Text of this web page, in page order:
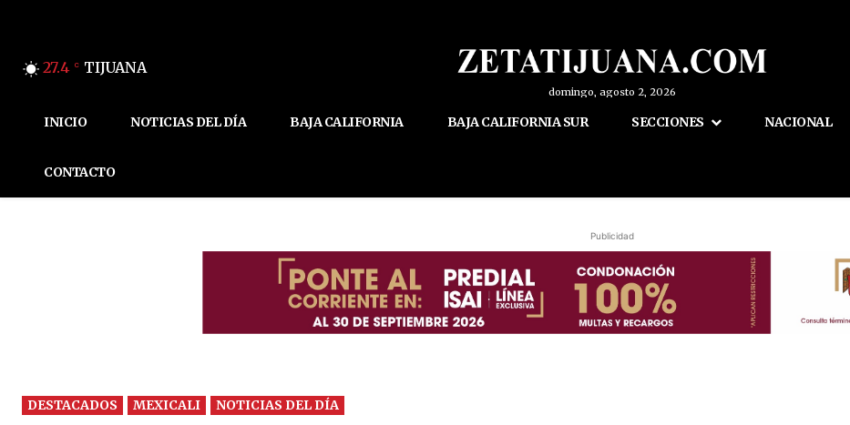
27.4 C TIJUANA
domingo, agosto 2, 2026
INICIO NOTICIAS DEL DÍA BAJA CALIFORNIA BAJA CALIFORNIA SUR SECCIONES NACIONAL
CONTACTO
Publicidad
DESTACADOS MEXICALI NOTICIAS DEL DÍA